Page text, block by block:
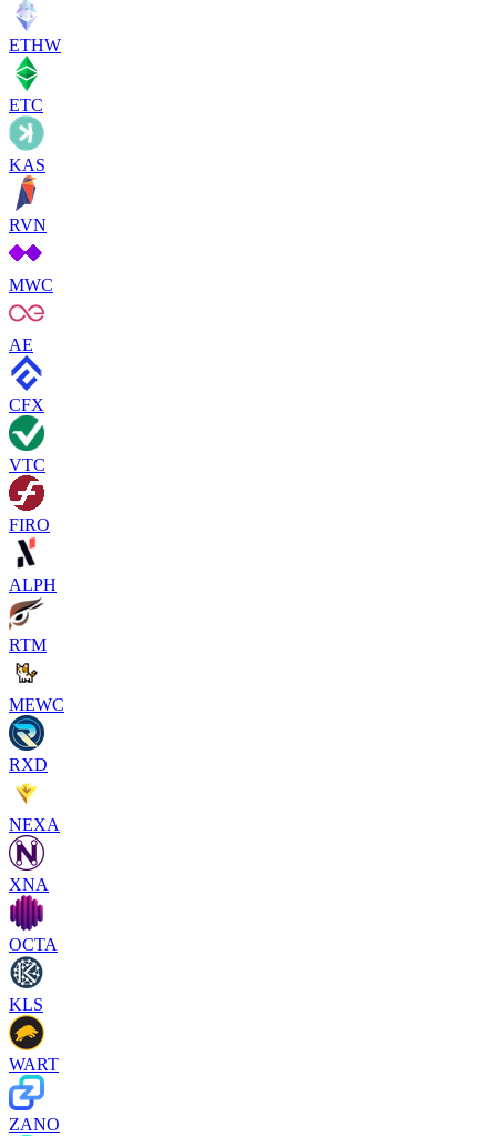
ETHW
ETC
KAS
RVN
MWC
AE
CFX
VTC
FIRO
ALPH
RTM
MEWC
RXD
NEXA
XNA
OCTA
KLS
WART
ZANO